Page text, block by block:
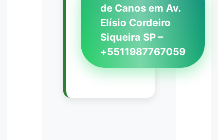
de Canos em Av.
Elísio Cordeiro
Siqueira SP –
+5511987767059